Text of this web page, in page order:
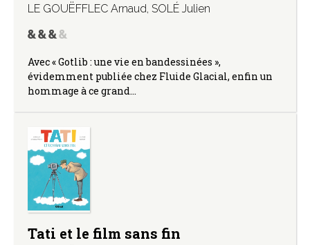
LE GOUËFFLEC Arnaud, SOLÉ Julien
Avec « Gotlib : une vie en bandessinées »,
évidemment publiée chez Fluide Glacial, enfin un
hommage à ce grand…
Tati et le film sans fin